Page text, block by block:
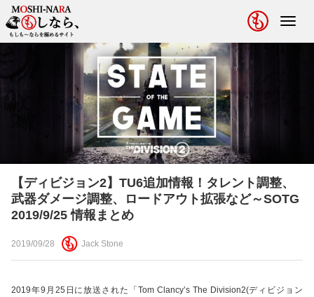
【ディビジョン2】TU6追加情報！タレント調整、
武器ダメージ調整、ロードアウト拡張など～SOTG
2019/9/25 情報まとめ
2019/09/28 Jack Stone
2019年9月25日に放送された「Tom Clancy’s The Division2(ディビジョン